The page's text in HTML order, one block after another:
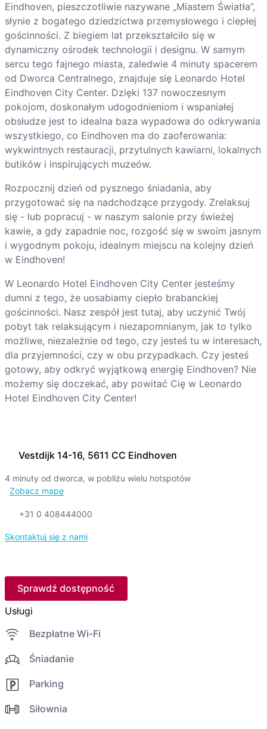
Vestdijk 14-16, 5611 CC Eindhoven
4 minuty od dworca, w pobliżu wielu hotspotów
Zobacz mapę
+31 0 408444000
Skontaktuj się z nami
Sprawdź dostępność
Usługi
Bezpłatne Wi-Fi
Śniadanie
Parking
Siłownia
Eindhoven, pieszczotliwie nazywane „Miastem Światła”,
słynie z bogatego dziedzictwa przemysłowego i ciepłej
gościnności. Z biegiem lat przekształciło się w
dynamiczny ośrodek technologii i designu. W samym
sercu tego fajnego miasta, zaledwie 4 minuty spacerem
od Dworca Centralnego, znajduje się Leonardo Hotel
Eindhoven City Center. Dzięki 137 nowoczesnym
pokojom, doskonałym udogodnieniom i wspaniałej
obsłudze jest to idealna baza wypadowa do odkrywania
wszystkiego, co Eindhoven ma do zaoferowania:
wykwintnych restauracji, przytulnych kawiarni, lokalnych
butików i inspirujących muzeów.
Rozpocznij dzień od pysznego śniadania, aby
przygotować się na nadchodzące przygody. Zrelaksuj
się - lub popracuj - w naszym salonie przy świeżej
kawie, a gdy zapadnie noc, rozgość się w swoim jasnym
i wygodnym pokoju, idealnym miejscu na kolejny dzień
w Eindhoven!
W Leonardo Hotel Eindhoven City Center jesteśmy
dumni z tego, że uosabiamy ciepło brabanckiej
gościnności. Nasz zespół jest tutaj, aby uczynić Twój
pobyt tak relaksującym i niezapomnianym, jak to tylko
możliwe, niezależnie od tego, czy jesteś tu w interesach,
dla przyjemności, czy w obu przypadkach. Czy jesteś
gotowy, aby odkryć wyjątkową energię Eindhoven? Nie
możemy się doczekać, aby powitać Cię w Leonardo
Hotel Eindhoven City Center!